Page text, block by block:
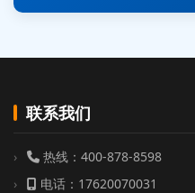
联系我们
热线：400-878-8598
电话：17620070031